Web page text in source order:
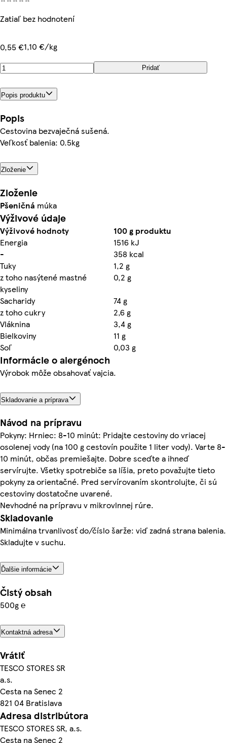
Zatiaľ bez hodnotení
0,55 €1,10 €/kg
Pridať
Popis produktu
Popis
Cestovina bezvaječná sušená.
Veľkosť balenia: 0.5kg
Zloženie
Zloženie
Pšeničná múka
Výživové údaje
Výživové hodnoty
100 g produktu
Energia
1516 kJ
-
358 kcal
Tuky
1,2 g
z toho nasýtené mastné
kyseliny
0,2 g
Sacharidy
74 g
z toho cukry
2,6 g
Vláknina
3,4 g
Bielkoviny
11 g
Soľ
0,03 g
Informácie o alergénoch
Výrobok môže obsahovať vajcia.
Skladovanie a príprava
Návod na prípravu
Pokyny: Hrniec: 8-10 minút: Pridajte cestoviny do vriacej
osolenej vody (na 100 g cestovín použite 1 liter vody). Varte 8-
10 minút, občas premiešajte. Dobre sceďte a ihneď
servírujte. Všetky spotrebiče sa líšia, preto považujte tieto
pokyny za orientačné. Pred servírovaním skontrolujte, či sú
cestoviny dostatočne uvarené.
Nevhodné na prípravu v mikrovlnnej rúre.
Skladovanie
Minimálna trvanlivosť do/číslo šarže: viď zadná strana balenia.
Skladujte v suchu.
Ďalšie informácie
Čistý obsah
500g ℮
Kontaktná adresa
Vrátiť
TESCO STORES SR
a.s.
Cesta na Senec 2
821 04 Bratislava
Adresa distribútora
TESCO STORES SR, a.s.
Cesta na Senec 2